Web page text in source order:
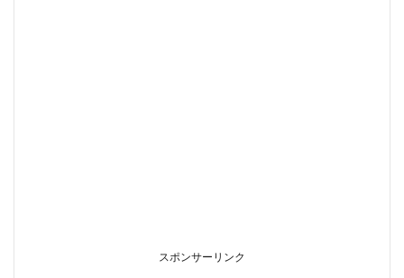
スポンサーリンク